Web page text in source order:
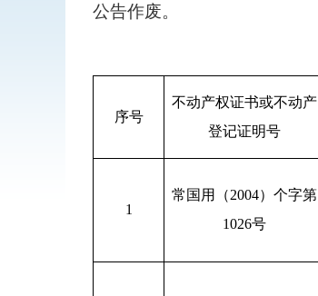
公告作废。
序号
不动产权证书或不动产
登记证明号
1
常国用（2004）个字第
1026号